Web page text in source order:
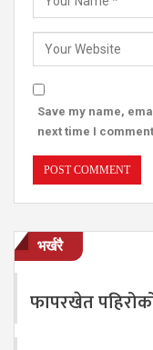
Save my name,
next time I
भर्खरै
फापरखेत